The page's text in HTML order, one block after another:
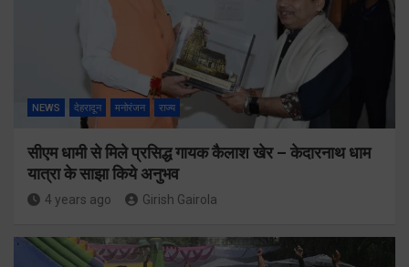
NEWS देहरादून मनोरंजन राज्य
सीएम धामी से मिले प्रसिद्ध गायक कैलाश खेर – केदारनाथ धाम
यात्रा के साझा किये अनुभव
4 years ago Girish Gairola